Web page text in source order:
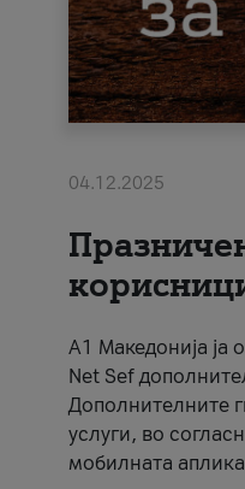
04.12.2025
А1 Македонија ја
Net Sef
Дополнителните
услуги, во
мобилната